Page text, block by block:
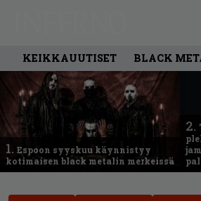
KEIKKAUUTISET BLACK
1. Espoon syyskuu käynnistyy
kotimaisen black metalin merkeissä
2.